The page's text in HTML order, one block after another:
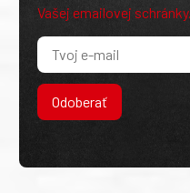
Vašej emailovej schránky.
Odoberať